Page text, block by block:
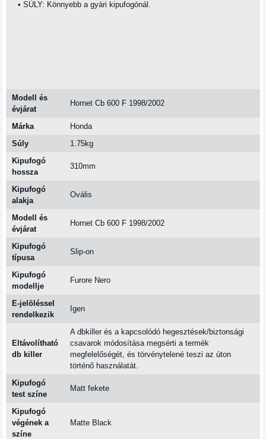
• SÚLY: Könnyebb a gyári kipufogónál.
Modell és
évjárat
Hornet Cb 600 F 1998/2002
Márka
Honda
Súly
1.75kg
Kipufogó
hossza
310mm
Kipufogó
alakja
Ovális
Modell és
évjárat
Hornet Cb 600 F 1998/2002
Kipufogó
típusa
Slip-on
Kipufogó
modellje
Furore Nero
E-jelöléssel
rendelkezik
Igen
Eltávolítható
db killer
A dbkiller és a kapcsolódó hegesztések/biztonsági
csavarok módosítása megsérti a termék
megfelelőségét, és törvénytelené teszi az úton
történő használatát.
Kipufogó
test színe
Matt fekete
Kipufogó
végének a
színe
Matte Black